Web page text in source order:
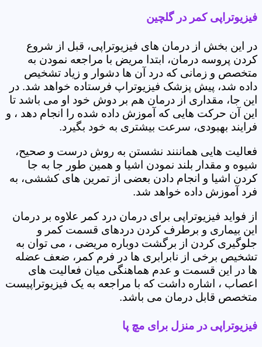
فیزیوتراپی کمر در گلچین
در این بخش از درمان های فیزیوتراپی، قبل از شروع
کردن پروسه درمان، ابتدا مریض با مراجعه نمودن به
متخصص و زمانی که درد آن ها دشوار و زیاد تشخیص
داده شد، پیش پزشک فیزیوتراپ فرستاده خواهد شد. در
این جا، مقداری از درمان هم بر دوش خود او می باشد تا
این آن حرکت هایی که آموزش داده شده را انجام دهد ، و
فرایند بهبودی، سرعت بیشتری به خود بگیرد.
فعالیت هایی هماننند نشستن به روش درست و صحیح،
شیوه و مقدار بلند نمودن اشیا و همین طور جا به جا
کردن اشیا و انجام دادن بعضی از تمرین های کششی، به
فرد آموزش داده خواهد شد.
از فواید فیزیوتراپی برای درمان درد کمر علاوه بر درمان
این بیماری و برطرف کردن دردهای قسمت کمر و
جلوگیری کردن از برگشت دوباره مریضی ، می توان به
تشخیص برخی از نابرابری ها در فرم کمر، ضعف عضله
ها در این قسمت و عدم هماهنگی میان فعالیت های
اعصاب ، اشاره داشت که با مراجعه به یک فیزیوتراپیست
متخصص قابل درمان می باشد.
فیزیوتراپی در منزل برای مچ پا